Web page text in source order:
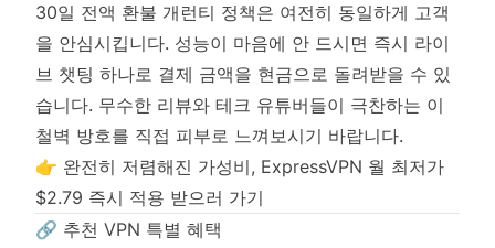
션
적
용
시
장
기
약
플
30일 전액 환불 개런티 정책은 여전히 동일하게 고객
을 안심시킵니다. 성능이 마음에 안 드시면 즉시 라이
브 챗팅 하나로 결제 금액을 현금으로 돌려받을 수 있
습니다. 무수한 리뷰와 테크 유튜버들이 극찬하는 이
철벽 방호를 직접 피부로 느껴보시기 바랍니다.
👉 완전히 저렴해진 가성비, ExpressVPN 월 최저가
$2.79 즉시 적용 받으러 가기
🔗 추천 VPN 특별 혜택